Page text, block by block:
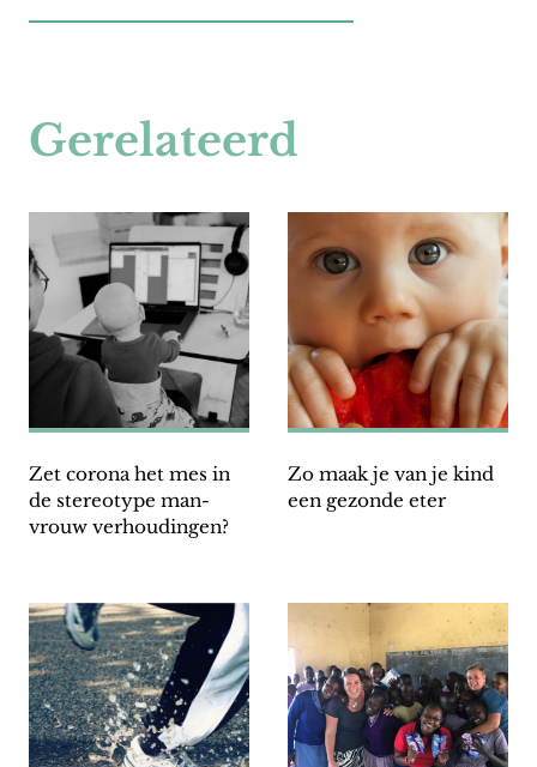
Gerelateerd
Zet corona het mes in
de stereotype man-
vrouw verhoudingen?
Zo maak je van je kind
een gezonde eter